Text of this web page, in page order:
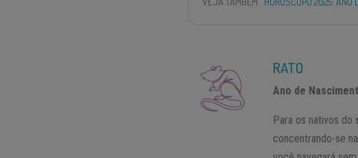
RATO
Ano de
Para os nativos do
concentrando-se